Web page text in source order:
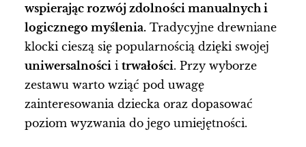
wspierając rozwój zdolności manualnych i
logicznego myślenia. Tradycyjne drewniane
klocki cieszą się popularnością dzięki swojej
uniwersalności i trwałości. Przy wyborze
zestawu warto wziąć pod uwagę
zainteresowania dziecka oraz dopasować
poziom wyzwania do jego umiejętności.